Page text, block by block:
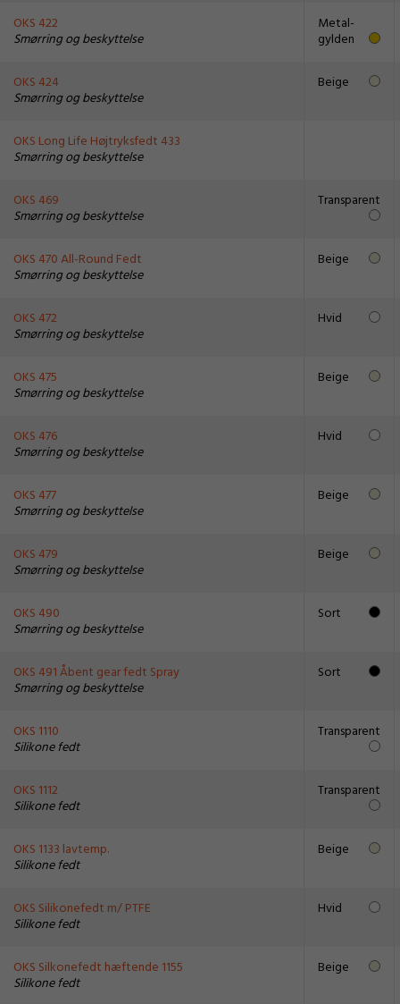
OKS 422
Smørring og beskyttelse
Metal-
gylden
OKS 424
Smørring og beskyttelse
Beige
OKS Long Life Højtryksfedt 433
Smørring og beskyttelse
OKS 469
Smørring og beskyttelse
Transparent
OKS 470 All-Round Fedt
Smørring og beskyttelse
Beige
OKS 472
Smørring og beskyttelse
Hvid
OKS 475
Smørring og beskyttelse
Beige
OKS 476
Smørring og beskyttelse
Hvid
OKS 477
Smørring og beskyttelse
Beige
OKS 479
Smørring og beskyttelse
Beige
OKS 490
Smørring og beskyttelse
Sort
OKS 491 Åbent gear fedt Spray
Smørring og beskyttelse
Sort
OKS 1110
Silikone fedt
Transparent
OKS 1112
Silikone fedt
Transparent
OKS 1133 lavtemp.
Silikone fedt
Beige
OKS Silikonefedt m/ PTFE
Silikone fedt
Hvid
OKS Silkonefedt hæftende 1155
Silikone fedt
Beige